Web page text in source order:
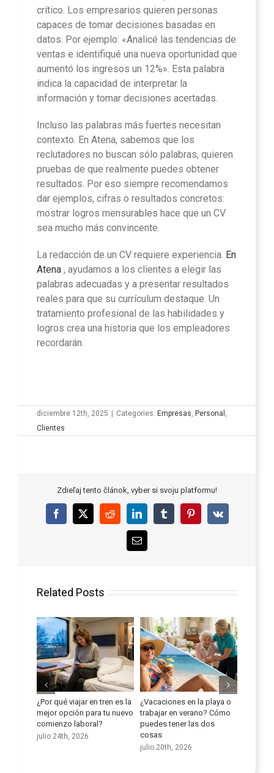
crítico. Los empresarios quieren personas
capaces de tomar decisiones basadas en
datos. Por ejemplo: «Analicé las tendencias de
ventas e identifiqué una nueva oportunidad que
aumentó los ingresos un 12%». Esta palabra
indica la capacidad de interpretar la
información y tomar decisiones acertadas.
Incluso las palabras más fuertes necesitan
contexto. En Atena, sabemos que los
reclutadores no buscan sólo palabras, quieren
pruebas de que realmente puedes obtener
resultados. Por eso siempre recomendamos
dar ejemplos, cifras o resultados concretos:
mostrar logros mensurables hace que un CV
sea mucho más convincente.
La redacción de un CV requiere experiencia. En
Atena , ayudamos a los clientes a elegir las
palabras adecuadas y a presentar resultados
reales para que su currículum destaque. Un
tratamiento profesional de las habilidades y
logros crea una historia que los empleadores
recordarán.
diciembre 12th, 2025 Categories: Empresas, Personal ,
Clientes
Zdieľaj tento článok, vyber si svoju platformu!
Facebook
X RedditLinkedInTumblrPinterest
Vk
Email
Related Posts
en tren es la
para tu nuevo
¿Vacaciones en la playa o
trabajar en verano? Cómo
puedes tener las dos
cosas
Mejora tus habilidades
lingüísticas
julio 9th, 2026